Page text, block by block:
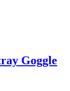
Goggle